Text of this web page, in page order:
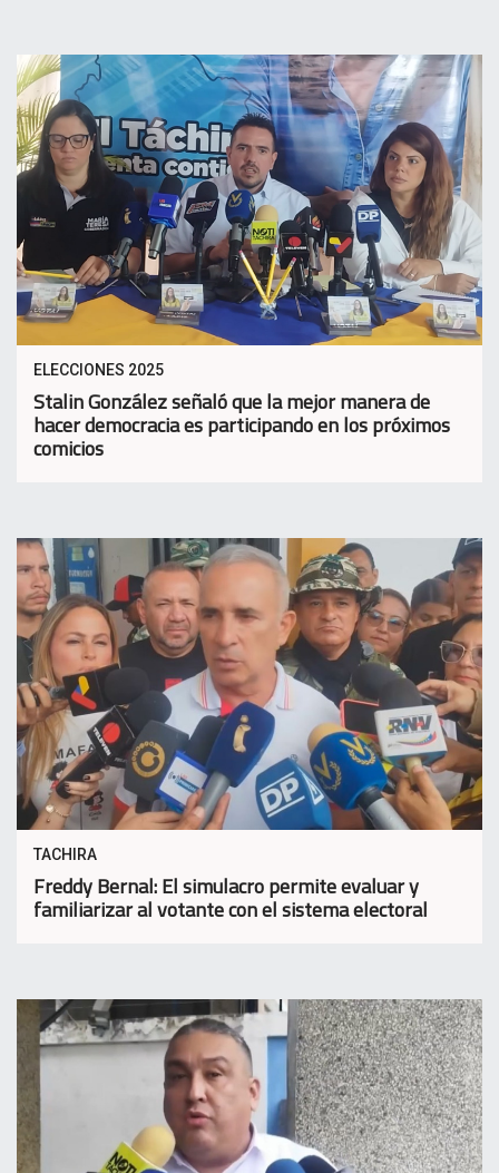
ELECCIONES 2025
Stalin González señaló que la mejor manera de
hacer democracia es participando en los próximos
comicios
TACHIRA
Freddy Bernal: El simulacro permite evaluar y
familiarizar al votante con el sistema electoral